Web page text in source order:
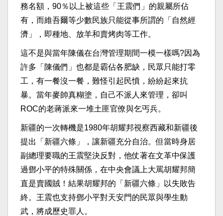
務名額，90％以上被這些「王震們」的親屬所佔
有，而維吾爾等少數民族只能從事所謂的「自然經
濟」，即種地、放羊和賣烤肉等工作。
這不是與當年陳儀在台灣管理期間一模一樣嗎?因為
許多「陳儀們」也都是霸佔各肥缺，民眾只能打零
工，有一餐沒一餐，難怪引起民憤，紛紛起來抗
暴。當年麥帥真糊塗，自己不派人來管理，卻叫
ROC的老蔣派來一堆土匪官僚與乞丐兵。
新疆的一次轉機是1980年胡耀邦視察西藏和新疆後
提出「新疆六條」，讓新疆充分自治。但當時身居
副總理要職的王震堅決反對，他仗著在文革中保護
過鄧小平的特殊關係，在中央會議上大罵胡耀邦簡
直是賣國賊！結果胡耀邦的「新疆六條」以失敗告
終。王震也支持鄧小平對天安門的民眾與學生動
武，將成歷史罪人。